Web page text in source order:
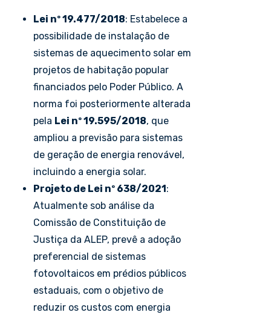
Lei nº 19.477/2018: Estabelece a
possibilidade de instalação de
sistemas de aquecimento solar em
projetos de habitação popular
financiados pelo Poder Público. A
norma foi posteriormente alterada
pela Lei nº 19.595/2018, que
ampliou a previsão para sistemas
de geração de energia renovável,
incluindo a energia solar.
Projeto de Lei nº 638/2021:
Atualmente sob análise da
Comissão de Constituição de
Justiça da ALEP, prevê a adoção
preferencial de sistemas
fotovoltaicos em prédios públicos
estaduais, com o objetivo de
reduzir os custos com energia